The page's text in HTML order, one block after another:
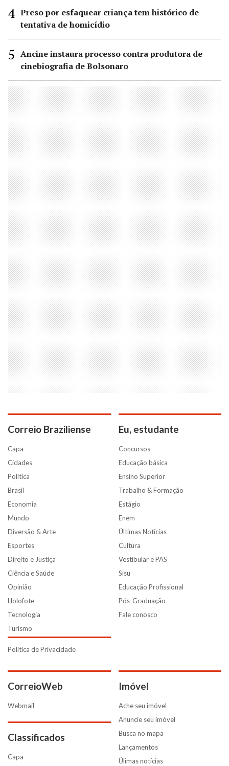
Preso por esfaquear criança tem histórico de
tentativa de homicídio
Ancine instaura processo contra produtora de
cinebiografia de Bolsonaro
Correio Braziliense
Capa
Cidades
Política
Brasil
Economia
Mundo
Diversão & Arte
Esportes
Direito e Justiça
Ciência e Saúde
Opinião
Holofote
Tecnologia
Turismo
Política de Privacidade
Eu, estudante
Concursos
Educação básica
Ensino Superior
Trabalho & Formação
Estágio
Enem
Últimas Notícias
Cultura
Vestibular e PAS
Sisu
Educação Profissional
Pós-Graduação
Fale conosco
CorreioWeb
Webmail
Classificados
Capa
Imóvel
Ache seu imóvel
Anuncie seu imóvel
Busca no mapa
Lançamentos
Úlimas notícias